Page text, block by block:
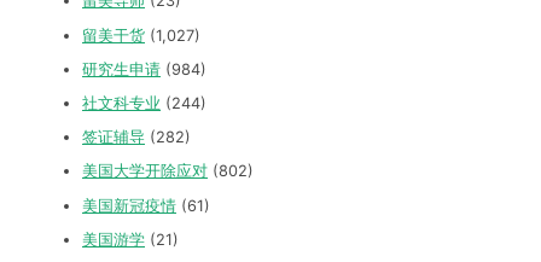
留美干货 (1,027)
研究生申请 (984)
社文科专业 (244)
签证辅导 (282)
美国大学开除应对 (802)
美国新冠疫情 (61)
美国游学 (21)